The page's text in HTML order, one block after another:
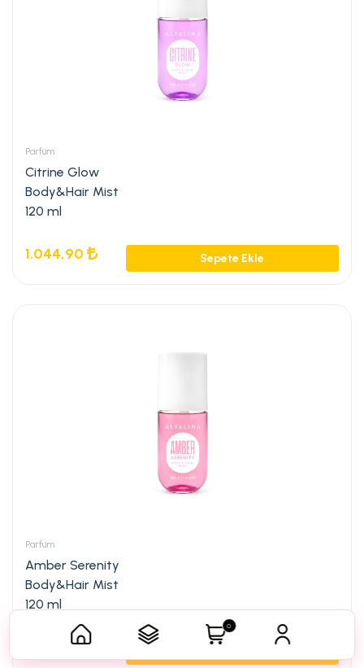
Parfüm
Citrine Glow
Body&Hair Mist
120 ml
1.044,90 Sepete Ekle
Parfüm
Amber Serenity
Body&Hair Mist
120 ml
1.044,90
0